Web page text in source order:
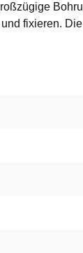
fixieren.